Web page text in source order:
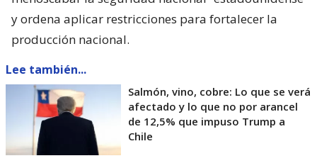
y ordena aplicar restricciones para fortalecer la
producción nacional.
Lee también...
Salmón, vino, cobre: Lo que se verá
afectado y lo que no por arancel
de 12,5% que impuso Trump a
Chile